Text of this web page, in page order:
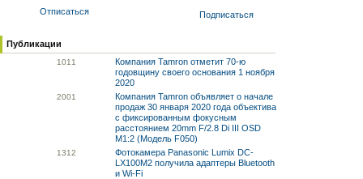
Отписаться Подписаться
Публикации
1011
Компания Tamron отметит 70-ю
годовщину своего основания 1 ноября
2020
2001
Компания Tamron объявляет о начале
продаж 30 января 2020 года объектива
с фиксированным фокусным
расстоянием 20mm F/2.8 Di III OSD
M1:2 (Модель F050)
1312
Фотокамера Panasonic Lumix DC-
LX100M2 получила адаптеры Bluetooth
и Wi-Fi